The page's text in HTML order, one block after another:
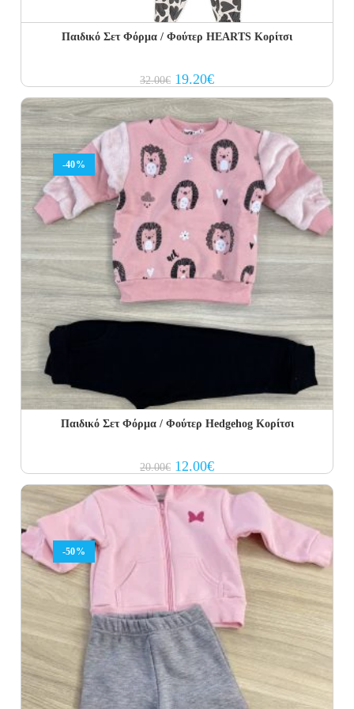
Παιδικό Σετ Φόρμα / Φούτερ HEARTS Κορίτσι
32.00€ Original
price
was:
32.00€.
19.20€Current
price
is:
19.20€.
-40%
Παιδικό Σετ Φόρμα / Φούτερ Hedgehog Κορίτσι
20.00€ Original
price
was:
20.00€.
12.00€Current
price
is:
12.00€.
-50%